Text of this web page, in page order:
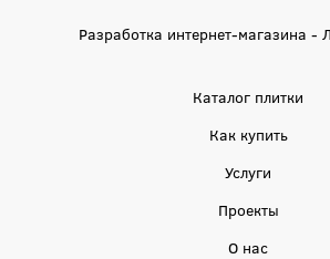
Разработка интернет-магазина -
Каталог плитки
Как купить
Услуги
Проекты
О нас